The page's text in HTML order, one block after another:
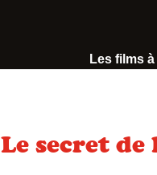
Les films à
Le secret